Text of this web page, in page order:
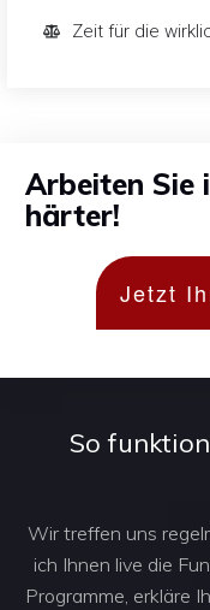
Zeit für die
Arbeiten Sie
härter!
Jetzt
So
Wir treffen uns
ich Ihnen live die
Programme, erkläre